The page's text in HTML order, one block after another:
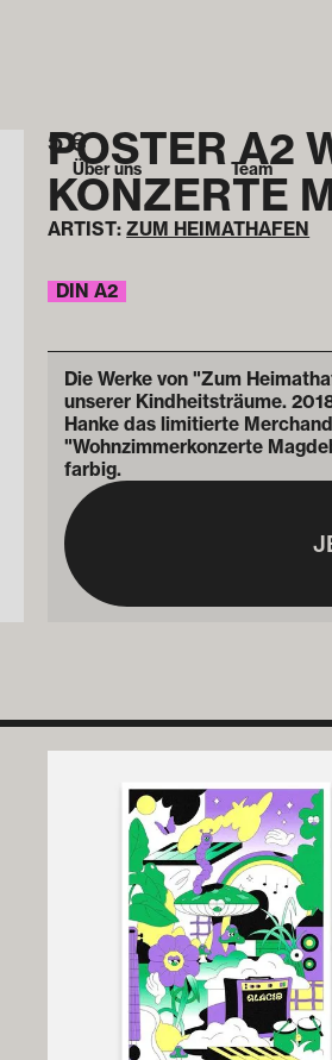
Über uns Team
POSTER A2
KONZERTE
5€
ARTIST:ZUM HEIMATHAFEN
DIN A2
Die Werke von "Zum
unserer Kindheitsträume.
Hanke das limitierte
"Wohnzimmerkonzerte
farbig.